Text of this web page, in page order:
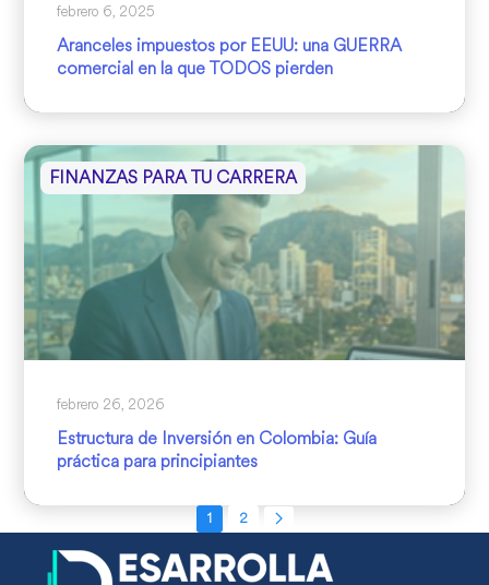
febrero 6, 2025
Aranceles impuestos por EEUU: una GUERRA
comercial en la que TODOS pierden
febrero 26, 2026
Estructura de Inversión en Colombia: Guía
práctica para principiantes
FINANZAS PARA TU CARRERA
1 2